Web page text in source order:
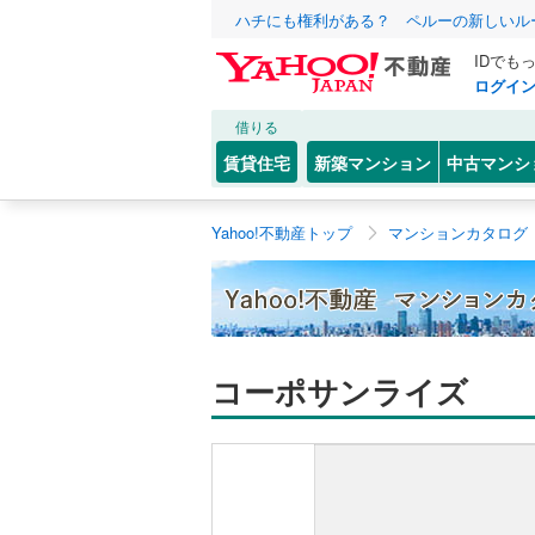
ハチにも権利がある？ ペルーの新しいル
IDでも
ログイン
借りる
賃貸住宅 新築マンション 中古マンシ
Yahoo!不動産トップ マンションカタログ
コーポサンライズ